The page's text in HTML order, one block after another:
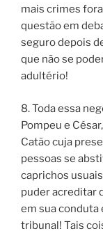
mais crimes
questão em
seguro depois
que não se
adultério!
8. Toda essa
Pompeu e
Catão cuja
pessoas se
caprichos
puder acreditar
em sua conduta
tribunal! Tais